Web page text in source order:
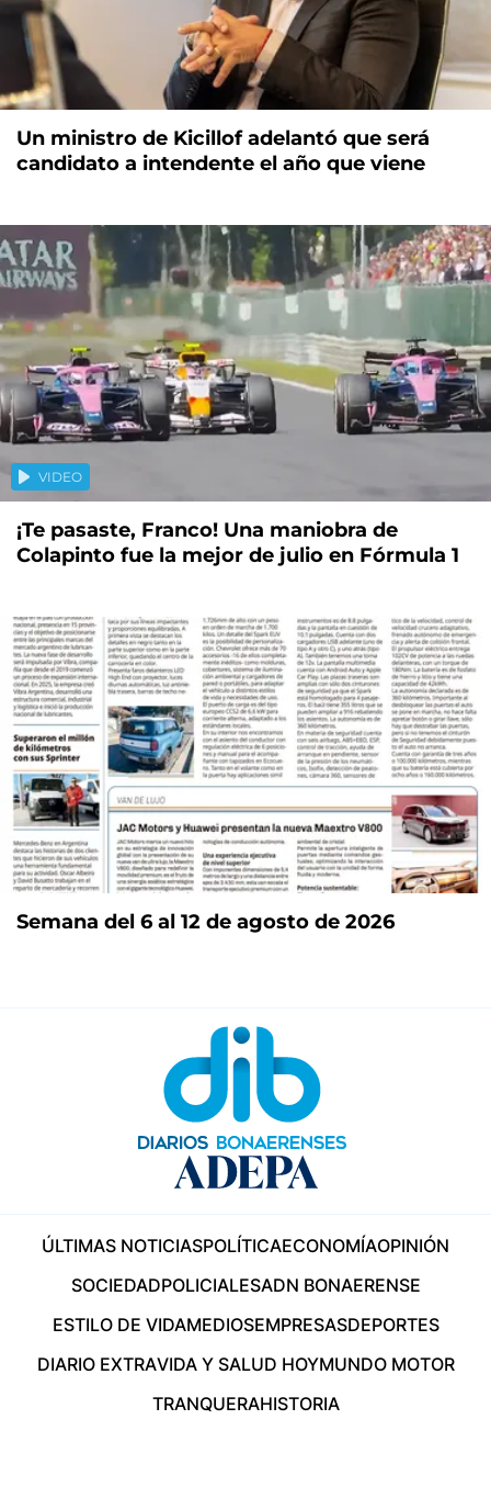
Un ministro de Kicillof adelantó que será
candidato a intendente el año que viene
VIDEO
¡Te pasaste, Franco! Una maniobra de
Colapinto fue la mejor de julio en Fórmula 1
Semana del 6 al 12 de agosto de 2026
ÚLTIMAS NOTICIASPOLÍTICAECONOMÍAOPINIÓN
SOCIEDADPOLICIALESADN BONAERENSE
ESTILO DE VIDAMEDIOSEMPRESASDEPORTES
DIARIO EXTRAVIDA Y SALUD HOYMUNDO MOTOR
TRANQUERAHISTORIA